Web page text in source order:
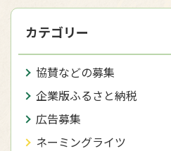
カテゴリー
協賛などの募集
企業版ふるさと納税
広告募集
ネーミングライツ